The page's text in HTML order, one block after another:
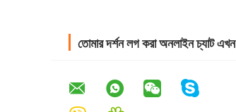
তোমার দর্শন লগ করা অনলাইন চ্যাট এখন